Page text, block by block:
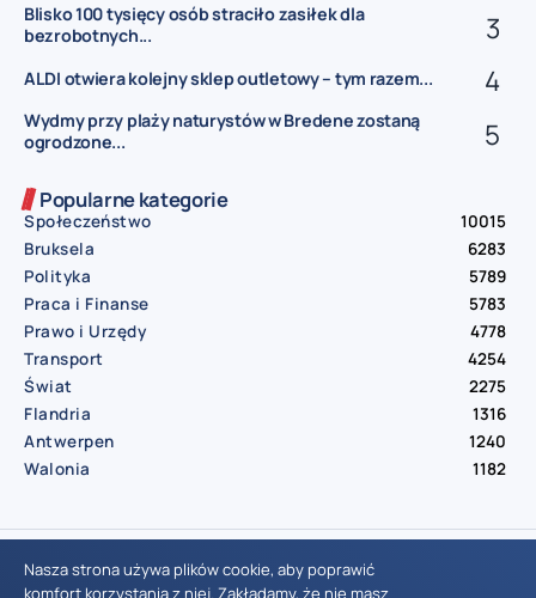
Blisko 100 tysięcy osób straciło zasiłek dla
bezrobotnych...
ALDI otwiera kolejny sklep outletowy – tym razem...
Wydmy przy plaży naturystów w Bredene zostaną
ogrodzone...
Popularne kategorie
Społeczeństwo
10015
Bruksela
6283
Polityka
5789
Praca i Finanse
5783
Prawo i Urzędy
4778
Transport
4254
Świat
2275
Flandria
1316
Antwerpen
1240
Walonia
1182
© Aktualnosci.be – All Right Reserved 2016-2026
Nasza strona używa plików cookie, aby poprawić
komfort korzystania z niej. Zakładamy, że nie masz